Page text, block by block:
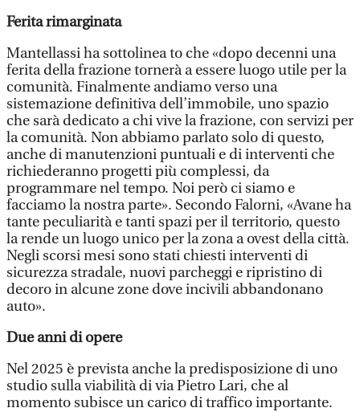
Ferita rimarginata
Mantellassi ha sottolinea to che «dopo decenni una
ferita della frazione tornerà a essere luogo utile per la
comunità. Finalmente andiamo verso una
sistemazione definitiva dell’immobile, uno spazio
che sarà dedicato a chi vive la frazione, con servizi per
la comunità. Non abbiamo parlato solo di questo,
anche di manutenzioni puntuali e di interventi che
richiederanno progetti più complessi, da
programmare nel tempo. Noi però ci siamo e
facciamo la nostra parte». Secondo Falorni, «Avane ha
tante peculiarità e tanti spazi per il territorio, questo
la rende un luogo unico per la zona a ovest della città.
Negli scorsi mesi sono stati chiesti interventi di
sicurezza stradale, nuovi parcheggi e ripristino di
decoro in alcune zone dove incivili abbandonano
auto».
Due anni di opere
Nel 2025 è prevista anche la predisposizione di uno
studio sulla viabilità di via Pietro Lari, che al
momento subisce un carico di traffico importante.